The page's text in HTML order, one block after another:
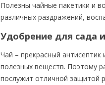
Полезны чайные пакетики и
различных раздражений,
Удобрение для сада
Чай – прекрасный
полезных веществ. Поэтому
послужит отличной защитой